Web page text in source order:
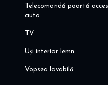
Telecomandă poartă acces
auto
TV
Uși interior lemn
Vopsea lavabilă